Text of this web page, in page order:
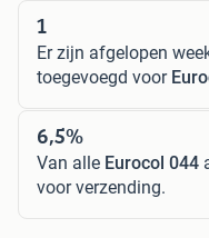
1
Er zijn afgelopen
toegevoegd voor
6,5%
Van alle Eurocol 044
voor verzending.